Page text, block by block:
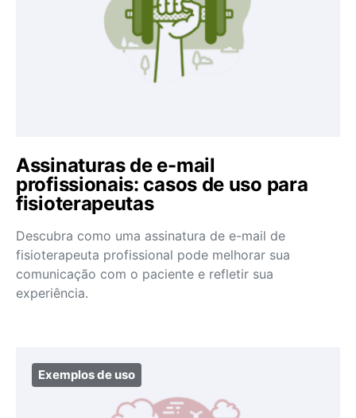
Assinaturas de e-mail
profissionais: casos de uso para
fisioterapeutas
Descubra como uma assinatura de e-mail de
fisioterapeuta profissional pode melhorar sua
comunicação com o paciente e refletir sua
experiência.
Exemplos de uso